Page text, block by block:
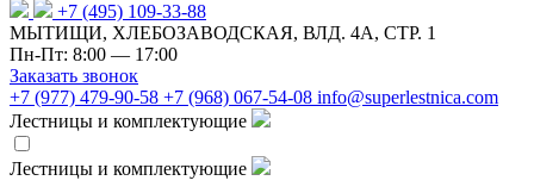
+7 (495) 109-33-88
МЫТИЩИ, ХЛЕБОЗАВОДСКАЯ, ВЛД. 4А, СТР. 1
Пн-Пт: 8:00 — 17:00
Заказать звонок
+7 (977) 479-90-58 +7 (968) 067-54-08 info@superlestnica.com
Лестницы и комплектующие
Лестницы и комплектующие